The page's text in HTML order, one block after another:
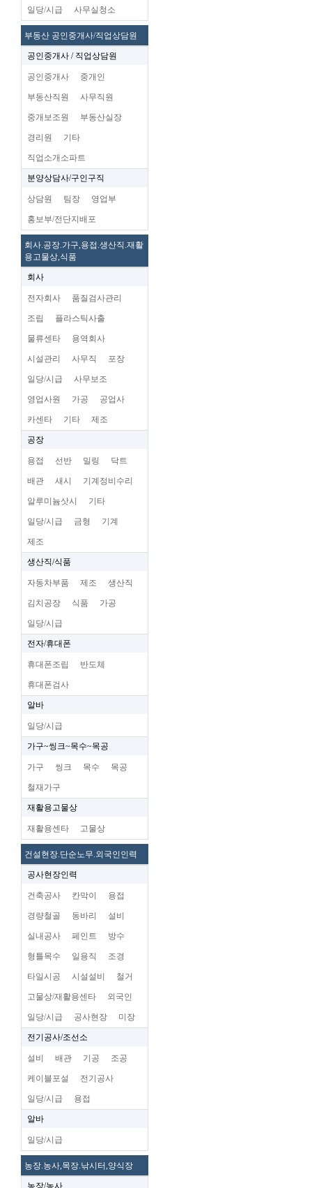
일당/시급 사무실청소
부동산 공인중개사/직업상담원
공인중개사 / 직업상담원
공인중개사 중개인
부동산직원 사무직원
중개보조원 부동산실장
경리원 기타
직업소개소파트
분양상담사/구인구직
상담원 팀장 영업부
홍보부/전단지배포
회사.공장.가구,용접.생산직.재활
용고물상,식품
회사
전자회사 품질검사관리
조립 플라스틱사출
물류센타 용역회사
시설관리 사무직 포장
일당/시급 사무보조
영업사원 가공 공업사
카센타 기타 제조
공장
용접 선반 밀링 닥트
배관 새시 기계정비수리
알루미늄삿시 기타
일당/시급 금형 기계
제조
생산직/식품
자동차부품 제조 생산직
김치공장 식품 가공
일당/시급
전자/휴대폰
휴대폰조립 반도체
휴대폰검사
알바
일당/시급
가구~씽크~목수~목공
가구 씽크 목수 목공
철재가구
재활용고물상
재활용센타 고물상
건설현장.단순노무.외국인인력
공사현장인력
건축공사 칸막이 용접
경량철골 동바리 설비
실내공사 페인트 방수
형틀목수 일용직 조경
타일시공 시설설비 철거
고물상/재활용센타 외국인
일당/시급 공사현장 미장
전기공사/조선소
설비 배관 기공 조공
케이블포설 전기공사
일당/시급 용접
알바
일당/시급
농장.농사,목장.낚시터,양식장
농장/농사